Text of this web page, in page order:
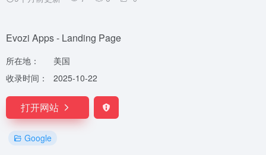
Evozi Apps - Landing Page
所在地：
美国
收录时间：
2025-10-22
打开网站
Google